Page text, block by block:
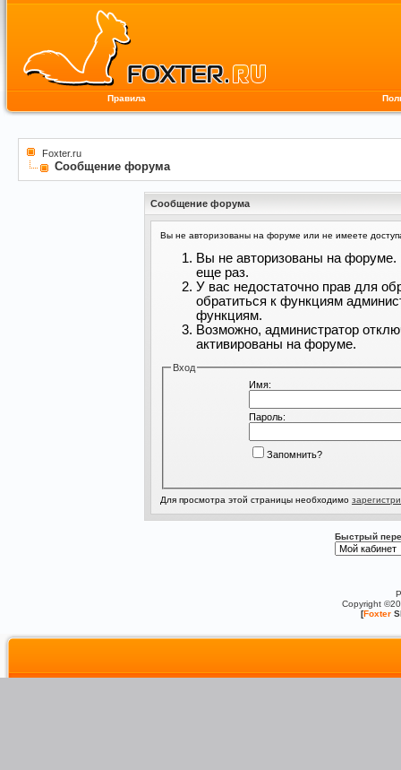
Правила
Foxter.ru
Сообщение форума
Сообщение форума
Вы не авторизованы на форуме или не имеете
Вы не авторизованы на форуме.
еще раз.
У вас недостаточно прав для
обратиться к функциям
функциям.
Возможно, администратор
активированы на форуме.
Вход
Имя:
Пароль:
Запомнить?
Для просмотра этой страницы необходимо
Быстрый
Copyright
[Foxter